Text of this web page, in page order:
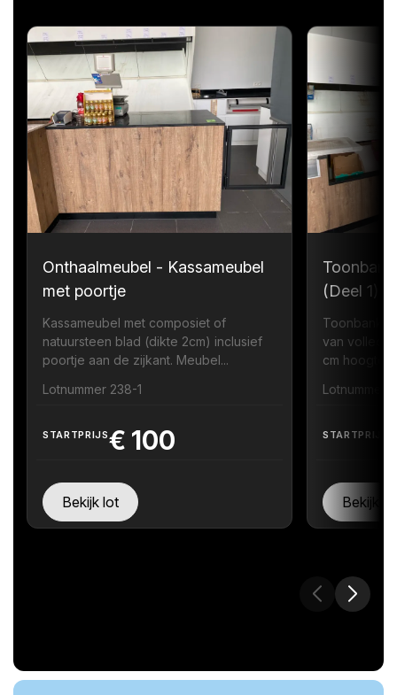
Onthaalmeubel - Kassameubel
met poortje
Kassameubel met composiet of
natuursteen blad (dikte 2cm) inclusief
poortje aan de zijkant. Meubel...
Lotnummer 238-1
STARTPRIJS€ 100
Bekijk lot
(Deel 1)
Toonbank
van
cm hoogte
Lotnummer
STARTPRIJS
Bekijk